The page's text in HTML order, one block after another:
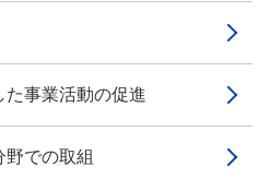
事業活動の促進
での取組